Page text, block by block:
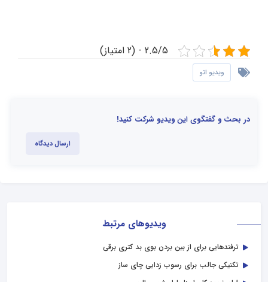
ویدیوهای مرتبط
ترفندهایی برای از بین بردن بوی بد کتری برقی
تکنیکی جالب برای رسوب زدایی چای ساز
2.5/5 - (2 امتیاز)
ویدیو اتو
در بحث و گفتگوی این ویدیو شرکت کنید!
ارسال دیدگاه